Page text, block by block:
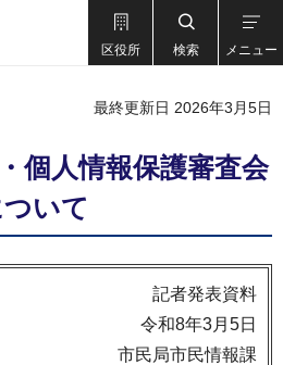
区役所 検索 メニュー
最終更新日 2026年3月5日
個人情報保護審査会
いて
記者発表資料
令和8年3月5日
市民局市民情報課